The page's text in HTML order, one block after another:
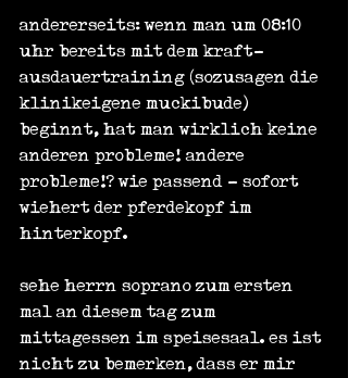
andererseits: wenn man um 08:10
uhr bereits mit dem kraft-
ausdauertraining (sozusagen die
klinikeigene muckibude)
beginnt, hat man wirklich keine
anderen probleme! andere
probleme!? wie passend - sofort
wiehert der pferdekopf im
hinterkopf.
sehe herrn soprano zum ersten
mal an diesem tag zum
mittagessen im speisesaal. es ist
nicht zu bemerken, dass er mir